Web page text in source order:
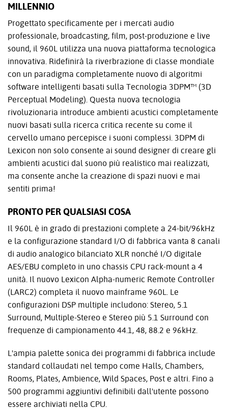
MILLENNIO
Progettato specificamente per i mercati audio
professionale, broadcasting, film, post-produzione e live
sound, il 960L utilizza una nuova piattaforma tecnologica
innovativa. Ridefinirà la riverbrazione di classe mondiale
con un paradigma completamente nuovo di algoritmi
software intelligenti basati sulla Tecnologia 3DPM™ (3D
Perceptual Modeling). Questa nuova tecnologia
rivoluzionaria introduce ambienti acustici completamente
nuovi basati sulla ricerca critica recente su come il
cervello umano percepisce i suoni complessi. 3DPM di
Lexicon non solo consente ai sound designer di creare gli
ambienti acustici dal suono più realistico mai realizzati,
ma consente anche la creazione di spazi nuovi e mai
sentiti prima!
PRONTO PER QUALSIASI COSA
Il 960L è in grado di prestazioni complete a 24-bit/96kHz
e la configurazione standard I/O di fabbrica vanta 8 canali
di audio analogico bilanciato XLR nonché I/O digitale
AES/EBU completo in uno chassis CPU rack-mount a 4
unità. Il nuovo Lexicon Alpha-numeric Remote Controller
(LARC2) completa il nuovo mainframe 960L. Le
configurazioni DSP multiple includono: Stereo, 5.1
Surround, Multiple-Stereo e Stereo più 5.1 Surround con
frequenze di campionamento 44.1, 48, 88.2 e 96kHz.
L'ampia palette sonica dei programmi di fabbrica include
standard collaudati nel tempo come Halls, Chambers,
Rooms, Plates, Ambience, Wild Spaces, Post e altri. Fino a
500 programmi aggiuntivi definibili dall'utente possono
essere archiviati nella CPU.